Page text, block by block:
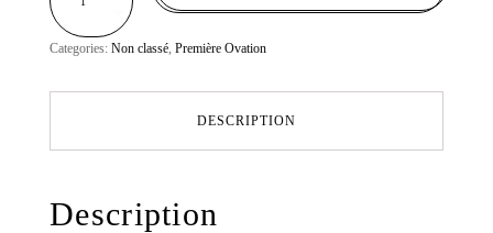
15
ÉDITION
PAPIER
-
Categories: Non classé, Première Ovation
DESCRIPTION
Description